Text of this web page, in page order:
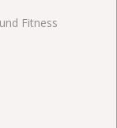
Fitness